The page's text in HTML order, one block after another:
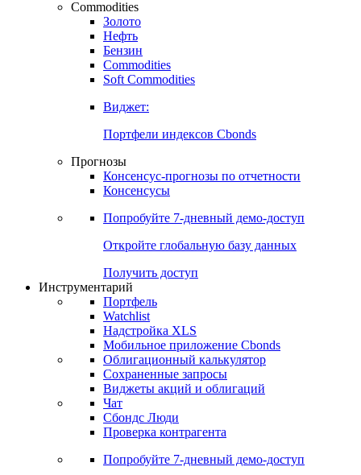
Commodities
Золото
Нефть
Бензин
Commodities
Soft Commodities
Виджет:
Портфели индексов Cbonds
Прогнозы
Консенсус-прогнозы по отчетности
Консенсусы
Попробуйте 7-дневный демо-доступ
Откройте глобальную базу данных
Получить доступ
Инструментарий
Портфель
Watchlist
Надстройка XLS
Мобильное приложение Cbonds
Облигационный калькулятор
Сохраненные запросы
Виджеты акций и облигаций
Чат
Сбондс Люди
Проверка контрагента
Попробуйте 7-дневный демо-доступ